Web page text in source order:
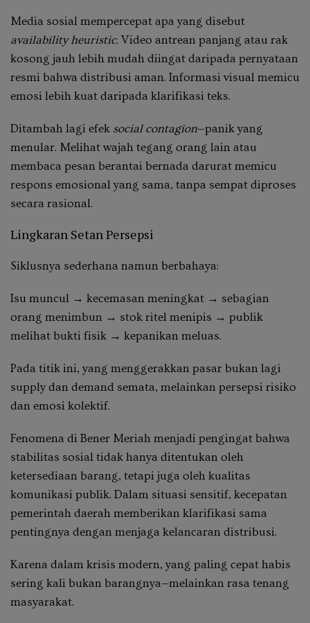
Media sosial mempercepat apa yang disebut
availability heuristic. Video antrean panjang atau rak
kosong jauh lebih mudah diingat daripada pernyataan
resmi bahwa distribusi aman. Informasi visual memicu
emosi lebih kuat daripada klarifikasi teks.
Ditambah lagi efek social contagion—panik yang
menular. Melihat wajah tegang orang lain atau
membaca pesan berantai bernada darurat memicu
respons emosional yang sama, tanpa sempat diproses
secara rasional.
Lingkaran Setan Persepsi
Siklusnya sederhana namun berbahaya:
Isu muncul → kecemasan meningkat → sebagian
orang menimbun → stok ritel menipis → publik
melihat bukti fisik → kepanikan meluas.
Pada titik ini, yang menggerakkan pasar bukan lagi
supply dan demand semata, melainkan persepsi risiko
dan emosi kolektif.
Fenomena di Bener Meriah menjadi pengingat bahwa
stabilitas sosial tidak hanya ditentukan oleh
ketersediaan barang, tetapi juga oleh kualitas
komunikasi publik. Dalam situasi sensitif, kecepatan
pemerintah daerah memberikan klarifikasi sama
pentingnya dengan menjaga kelancaran distribusi.
Karena dalam krisis modern, yang paling cepat habis
sering kali bukan barangnya—melainkan rasa tenang
masyarakat.